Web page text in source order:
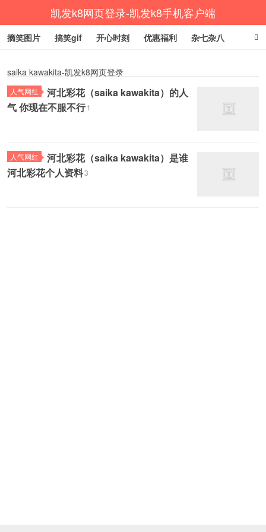
凯发k8网页登录-凯发k8手机客户端
摘笑图片 搞笑gif 开心时刻 优惠福利 杂七杂八
saika kawakita-凯发k8网页登录
人气网红
河北彩花（saika kawakita）的人
气 你现在不服不行1
人气网红
河北彩花（saika kawakita）是谁
河北彩花个人资料3